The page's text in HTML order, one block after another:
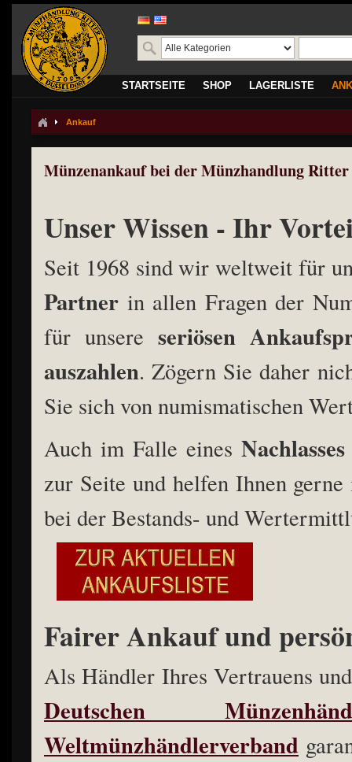
STARTSEITE SHOP LAGERLISTE
Ankauf
Münzenankauf bei der Münzhandlung
Unser Wissen - Ihr
Seit 1968 sind wir weltweit für
Partner in allen Fragen der
für unsere seriösen
auszahlen. Zögern Sie daher
Sie sich von numismatischen
Auch im Falle eines Nachlasses
zur Seite und helfen Ihnen
bei der Bestands- und
Fairer Ankauf und
Als Händler Ihres Vertrauens
Deutschen
Weltmünzhändlerverband